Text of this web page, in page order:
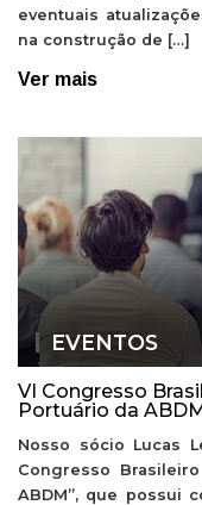
eventuais
na construção de […]
Ver mais
EVENTOS
VI Congresso
Portuário da
Nosso sócio Lucas
Congresso
ABDM”, que possui